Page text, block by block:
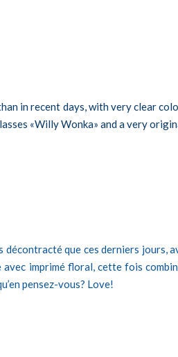
in recent days, with very clear
«Willy Wonka» and a very
décontracté que ces derniers
imprimé floral, cette fois
pensez-vous? Love!